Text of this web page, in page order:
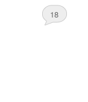
18